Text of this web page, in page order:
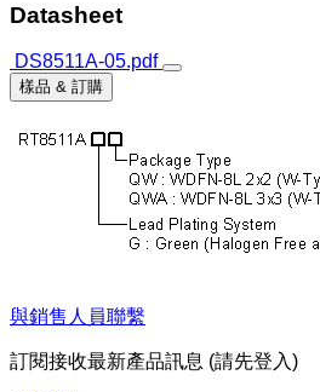
Datasheet
DS8511A-05.pdf
樣品 & 訂購
與銷售人員聯繫
訂閱接收最新產品訊息 (請先登入)